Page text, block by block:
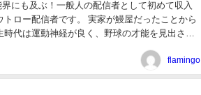
にも及ぶ！一般人の配信者として初めて収入
ロー配信者です。 実家が鰻屋だったことから
代は運動神経が良く、野球の才能を見出され
flamingo